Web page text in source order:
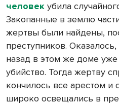
человек убила
Закопанные в землю
жертвы были найдены,
преступников.
назад в этом же доме
убийство. Тогда жертву
кончилось все арестом и
широко освещались в